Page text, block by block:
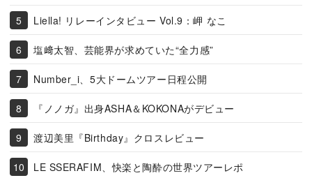
Liella! リレーインタビュー Vol.9：岬 なこ
塩﨑太智、芸能界が求めていた“全力感”
Number_i、5大ドームツアー日程公開
『ノノガ』出身ASHA＆KOKONAがデビュー
渡辺美里『Birthday』クロスレビュー
LE SSERAFIM、快楽と陶酔の世界ツアーレポ